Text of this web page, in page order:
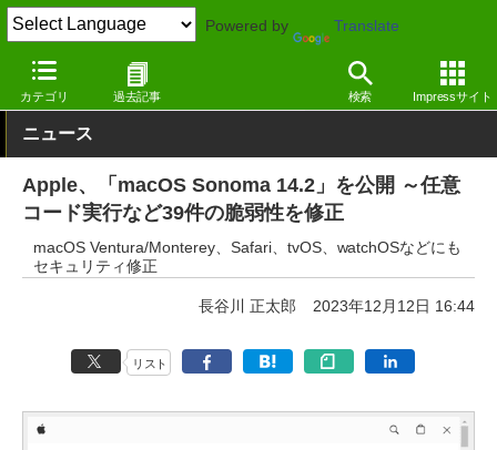
Powered by Translate
カテゴリ 過去記事 検索 Impressサイト
窓の杜 セキュリティ
ニュース
Apple、「macOS Sonoma 14.2」を公開 ～任意
コード実行など39件の脆弱性を修正
macOS Ventura/Monterey、Safari、tvOS、watchOSなどにも
セキュリティ修正
長谷川 正太郎 2023年12月12日 16:44
リスト